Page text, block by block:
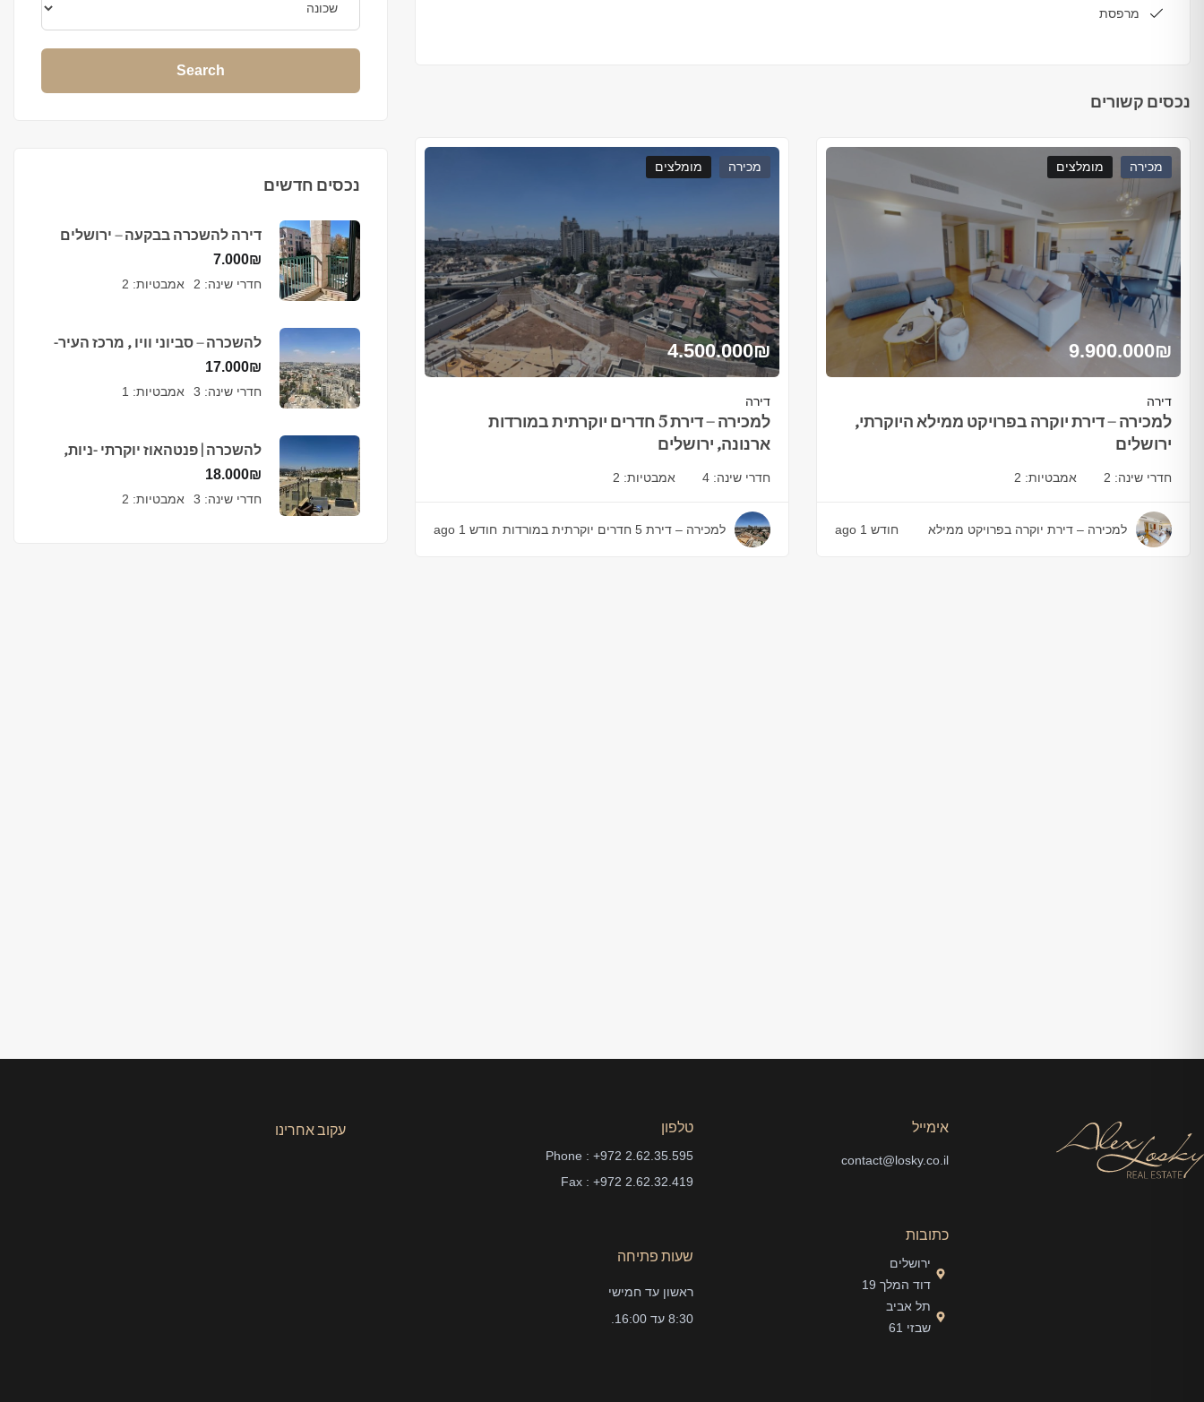
מרפסת
נכסים קשורים
מכירה מומלצים
9.900.000₪
דירה
למכירה – דירת יוקרה בפרויקט ממילא היוקרתי,
ירושלים
חדרי שינה: 2 אמבטיות: 2
למכירה – דירת יוקרה בפרויקט ממילא
חודש 1 ago
מכירה מומלצים
4.500.000₪
דירה
למכירה – דירת 5 חדרים יוקרתית במורדות
ארנונה, ירושלים
חדרי שינה: 4 אמבטיות: 2
למכירה – דירת 5 חדרים יוקרתית במורדות חודש 1 ago
Search
נכסים חדשים
דירה להשכרה בבקעה – ירושלים
7.000₪
חדרי שינה: 2 אמבטיות: 2
להשכרה – סביוני וויו , מרכז העיר-
ירושלים
17.000₪
חדרי שינה: 3 אמבטיות: 1
להשכרה | פנטהאוז יוקרתי -ניות,
ירושלים
18.000₪
חדרי שינה: 3 אמבטיות: 2
אימייל
contact@losky.co.il
כתובות
ירושלים
דוד המלך 19
תל אביב
שבזי 61
טלפון
Phone : +972 2.62.35.595
Fax : +972 2.62.32.419
שעות פתיחה
ראשון עד חמישי
8:30 עד 16:00.
עקוב אחרינו